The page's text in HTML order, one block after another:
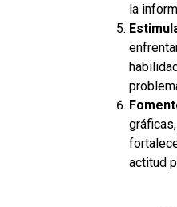
la
actitud